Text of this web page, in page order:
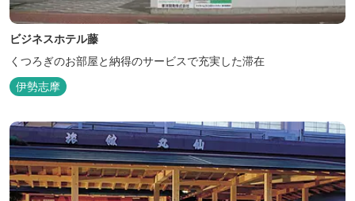
ビジネスホテル藤
くつろぎのお部屋と納得のサービスで充実した滞在
伊勢志摩